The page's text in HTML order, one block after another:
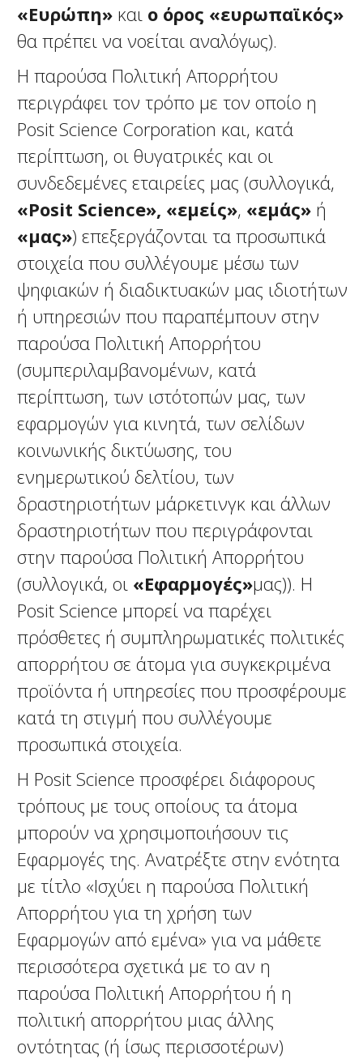
«Ευρώπη»και ο όρος «ευρωπαϊκός»
θα πρέπει να νοείται αναλόγως).
Η παρούσα Πολιτική Απορρήτου
περιγράφει τον τρόπο με τον οποίο η
Posit Science Corporation και, κατά
περίπτωση, οι θυγατρικές και οι
συνδεδεμένες εταιρείες μας (συλλογικά,
«Posit Science», «εμείς», «εμάς»ή
«μας») επεξεργάζονται τα προσωπικά
στοιχεία που συλλέγουμε μέσω των
ψηφιακών ή διαδικτυακών μας ιδιοτήτων
ή υπηρεσιών που παραπέμπουν στην
παρούσα Πολιτική Απορρήτου
(συμπεριλαμβανομένων, κατά
περίπτωση, των ιστότοπών μας, των
εφαρμογών για κινητά, των σελίδων
κοινωνικής δικτύωσης, του
ενημερωτικού δελτίου, των
δραστηριοτήτων μάρκετινγκ και άλλων
δραστηριοτήτων που περιγράφονται
στην παρούσα Πολιτική Απορρήτου
(συλλογικά, οι «Εφαρμογές»μας)). Η
Posit Science μπορεί να παρέχει
πρόσθετες ή συμπληρωματικές πολιτικές
απορρήτου σε άτομα για συγκεκριμένα
προϊόντα ή υπηρεσίες που προσφέρουμε
κατά τη στιγμή που συλλέγουμε
προσωπικά στοιχεία.
Η Posit Science προσφέρει διάφορους
τρόπους με τους οποίους τα άτομα
μπορούν να χρησιμοποιήσουν τις
Εφαρμογές της. Ανατρέξτε στην ενότητα
με τίτλο «Ισχύει η παρούσα Πολιτική
Απορρήτου για τη χρήση των
Εφαρμογών από εμένα» για να μάθετε
περισσότερα σχετικά με το αν η
παρούσα Πολιτική Απορρήτου ή η
πολιτική απορρήτου μιας άλλης
οντότητας (ή ίσως περισσοτέρων)